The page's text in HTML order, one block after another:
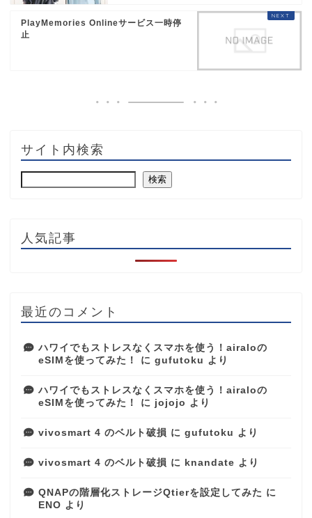
PlayMemories Onlineサービス一時停
止
サイト内検索
検索
人気記事
最近のコメント
ハワイでもストレスなくスマホを使う！airaloの
eSIMを使ってみた！
に gufutoku より
ハワイでもストレスなくスマホを使う！airaloの
eSIMを使ってみた！
に jojojo より
vivosmart 4 のベルト破損 に gufutoku より
vivosmart 4 のベルト破損 に knandate より
QNAPの階層化ストレージQtierを設定してみた に
ENO より